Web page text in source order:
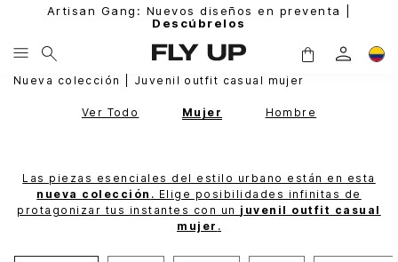
Artisan Gang: Nuevos diseños en preventa |
Descúbrelos
Nueva colección | Juvenil outfit casual mujer
Ver Todo Mujer Hombre
Las piezas esenciales del estilo urbano están en esta
nueva colección . Elige posibilidades infinitas de
protagonizar tus instantes con un juvenil outfit casual
mujer .